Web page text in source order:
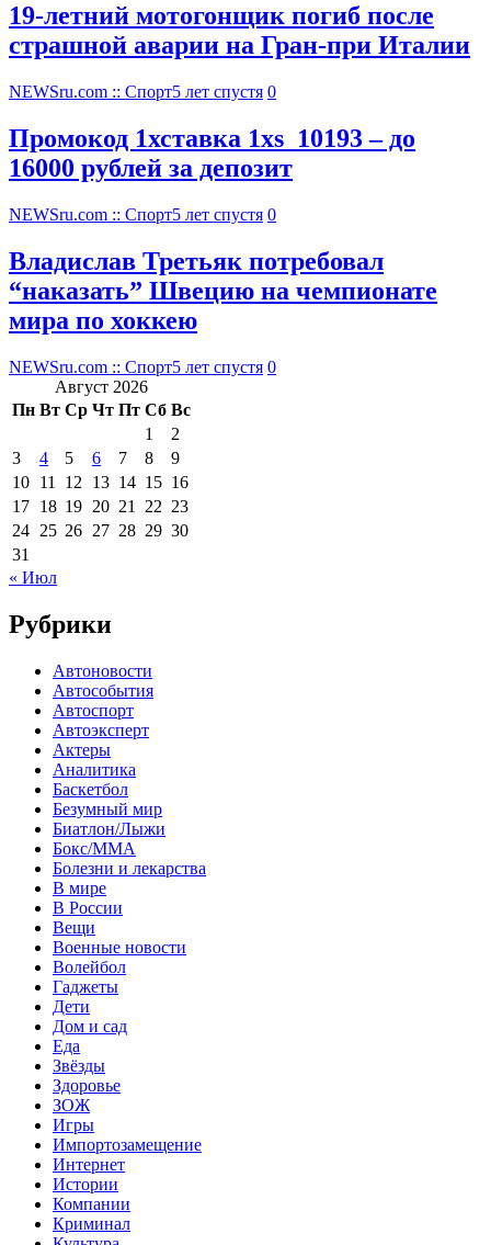
19-летний мотогонщик погиб после
страшной аварии на Гран-при Италии
NEWSru.com :: Спорт5 лет спустя 0
Промокод 1хставка 1xs_10193 – до
16000 рублей за депозит
NEWSru.com :: Спорт5 лет спустя 0
Владислав Третьяк потребовал
“наказать” Швецию на чемпионате
мира по хоккею
NEWSru.com :: Спорт5 лет спустя 0
Август 2026
Пн Вт Ср Чт Пт Сб Вс
1
2
3
4 5 6 7 8
9
10 11 12 13 14 15 16
17 18 19 20 21 22 23
24 25 26 27 28 29 30
31
« Июл
Рубрики
Автоновости
Автособытия
Автоспорт
Автоэксперт
Актеры
Аналитика
Баскетбол
Безумный мир
Биатлон/Лыжи
Бокс/MMA
Болезни и лекарства
В мире
В России
Вещи
Военные новости
Волейбол
Гаджеты
Дети
Дом и сад
Еда
Звёзды
Здоровье
ЗОЖ
Игры
Импортозамещение
Интернет
Истории
Компании
Криминал